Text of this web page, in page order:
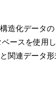
造化データ
ースを使用
関連データ